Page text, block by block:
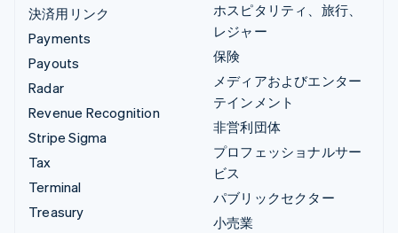
決済用リンク
Payments
Payouts
Radar
Revenue Recognition
Stripe Sigma
Tax
Terminal
Treasury
ホスピタリティ、旅行、
レジャー
保険
メディアおよびエンター
テインメント
非営利団体
プロフェッショナルサー
ビス
パブリックセクター
小売業